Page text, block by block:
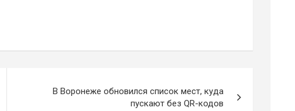
В Воронеже обновился список мест, куда
пускают без QR-кодов